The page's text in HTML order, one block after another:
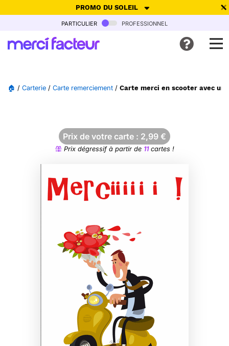
PROMO DU SOLEIL
-30% de réduction avec le code SUMMER26pour envoyer des
Ne plus afficher
particulier professionnel
🏠 / Carterie / Carte remerciement / Carte merci en scooter avec un
Prix de votre carte : 2,99 €
Prix dégressif à partir de 11cartes !